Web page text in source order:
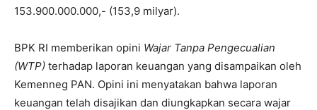
153.900.000.000,- (153,9 milyar).
BPK RI memberikan opini Wajar Tanpa Pengecualian
(WTP) terhadap laporan keuangan yang disampaikan oleh
Kemenneg PAN. Opini ini menyatakan bahwa laporan
keuangan telah disajikan dan diungkapkan secara wajar